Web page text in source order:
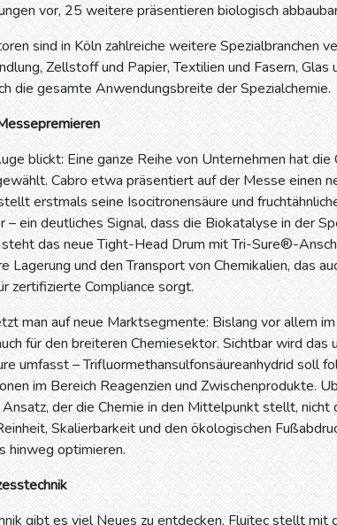
vor, 25 weitere präsentieren biologisch
sind in Köln zahlreiche weitere Spezialbranchen
Zellstoff und Papier, Textilien und Fasern, Glas
die gesamte Anwendungsbreite der Spezialchemie.
blickt: Eine ganze Reihe von Unternehmen hat
Cabro etwa präsentiert auf der Messe einen
erstmals seine Isocitronensäure und
– ein deutliches Signal, dass die Biokatalyse in der
das neue Tight-Head Drum mit Tri-Sure®-
Lagerung und den Transport von Chemikalien, das
zertifizierte Compliance sorgt.
man auf neue Marktsegmente: Bislang vor allem
für den breiteren Chemiesektor. Sichtbar wird
umfasst – Trifluormethansulfonsäureanhydrid soll
im Bereich Reagenzien und Zwischenprodukte.
der die Chemie in den Mittelpunkt stellt, nicht
Skalierbarkeit und den ökologischen
hinweg optimieren.
gibt es viel Neues zu entdecken. Fluitec stellt mit